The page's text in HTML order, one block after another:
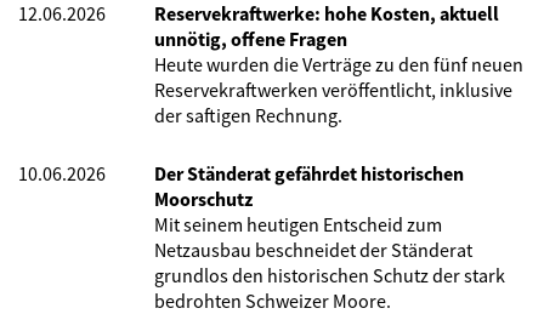
12.06.2026
Reservekraftwerke: hohe Kosten, aktuell
unnötig, offene Fragen
Heute wurden die Verträge zu den fünf neuen
Reservekraftwerken veröffentlicht, inklusive
der saftigen Rechnung.
10.06.2026
Der Ständerat gefährdet historischen
Moorschutz
Mit seinem heutigen Entscheid zum
Netzausbau beschneidet der Ständerat
grundlos den historischen Schutz der stark
bedrohten Schweizer Moore.